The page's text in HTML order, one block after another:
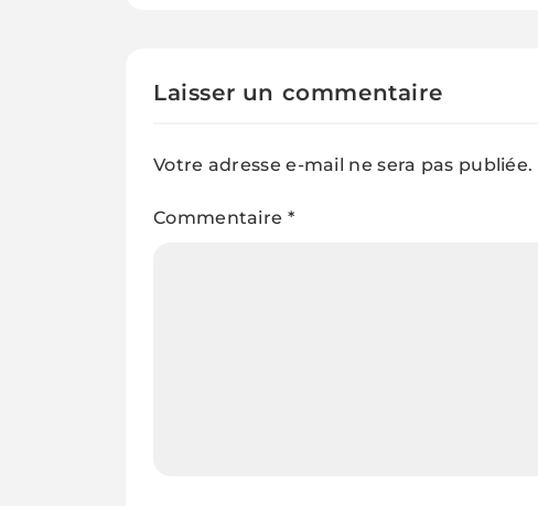
Laisser un commentaire
Votre adresse e-mail ne sera pas publiée.
Commentaire *